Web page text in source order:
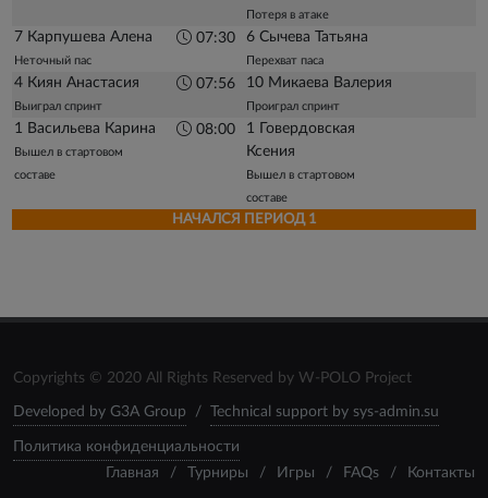
Потеря в атаке
7 Карпушева Алена
Неточный пас
07:30 6 Сычева Татьяна
Перехват паса
4 Киян Анастасия
Выиграл спринт
07:56 10 Микаева Валерия
Проиграл спринт
1 Васильева Карина
Вышел в стартовом
составе
08:00
1 Говердовская
Ксения
Вышел в стартовом
составе
НАЧАЛСЯ ПЕРИОД 1
Copyrights © 2020 All Rights Reserved by W-POLO Project
Developed by G3A Group / Technical support by sys-admin.su
Политика конфиденциальности
Главная
/ Турниры / Игры / FAQs / Контакты